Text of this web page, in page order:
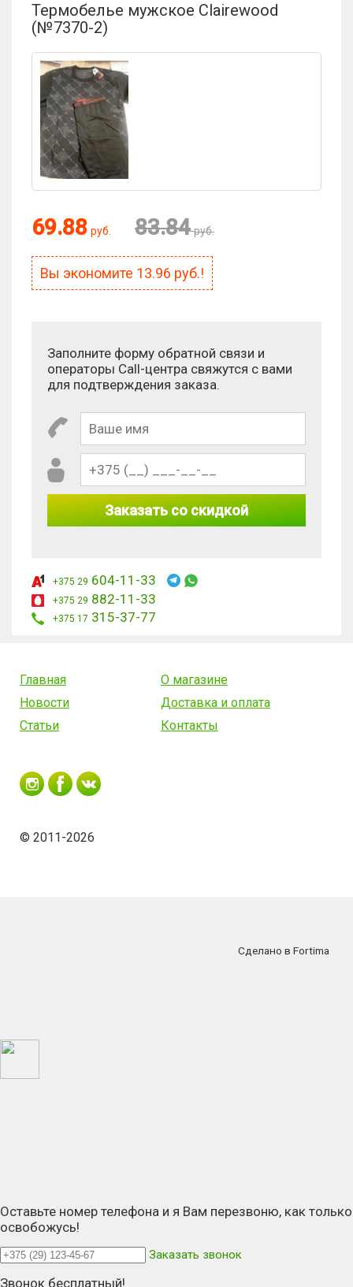
Термобелье мужское Clairewood
(№7370-2)
69.88 руб. 83.84 руб.
Вы экономите 13.96 руб.!
Заполните форму обратной связи и
операторы Call-центра свяжутся с вами
для подтверждения заказа.
Заказать со скидкой
+375 29 604-11-33
+375 29 882-11-33
+375 17 315-37-77
Главная
О магазине
Новости
Доставка и оплата
Статьи
Контакты
© 2011-2026
Сделано в Fortima
Оставьте номер телефона и я Вам перезвоню, как только
освобожусь!
Заказать звонок
Звонок бесплатный!